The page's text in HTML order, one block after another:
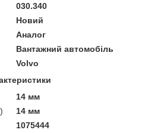
030.340
Новий
Аналог
Вантажний автомобіль
Volvo
14 мм
14 мм
1075444